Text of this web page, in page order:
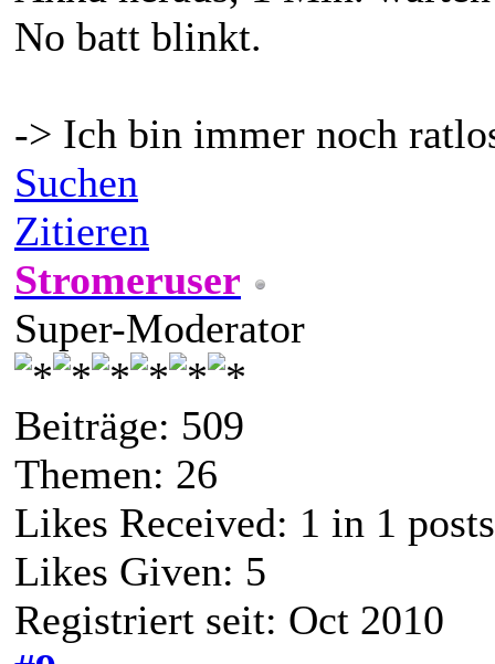
No batt blinkt.
-> Ich bin immer noch
Suchen
Zitieren
Stromeruser
Super-Moderator
Beiträge: 509
Themen: 26
Likes Received: 1 in 1 posts
Likes Given: 5
Registriert seit: Oct 2010